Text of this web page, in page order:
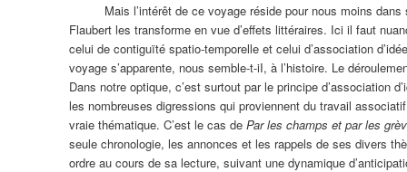
Mais l’intérêt de ce voyage réside pour nous moins
Flaubert les transforme en vue d’effets littéraires. Ici il faut
celui de contiguïté spatio-temporelle et celui d’association
voyage s’apparente, nous semble-t-iI, à l’histoire. Le
Dans notre optique, c’est surtout par le principe d’association
les nombreuses digressions qui proviennent du travail
vraie thématique. C’est le cas de Par les champs et par les
seule chronologie, les annonces et les rappels de ses divers
ordre au cours de sa lecture, suivant une dynamique